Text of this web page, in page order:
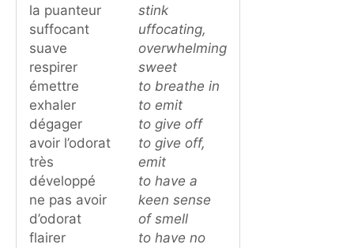
la puanteur
suffocant
suave
respirer
émettre
exhaler
dégager
avoir l’odorat
très
développé
ne pas avoir
d’odorat
flairer
stink
uffocating,
overwhelming
sweet
to breathe in
to emit
to give off
to give off,
emit
to have a
keen sense
of smell
to have no